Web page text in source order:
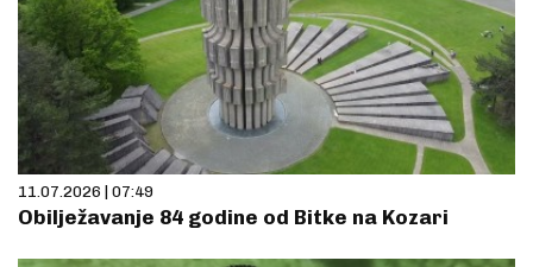
11.07.2026 | 07:49
Obilježavanje 84 godine od Bitke na Kozari